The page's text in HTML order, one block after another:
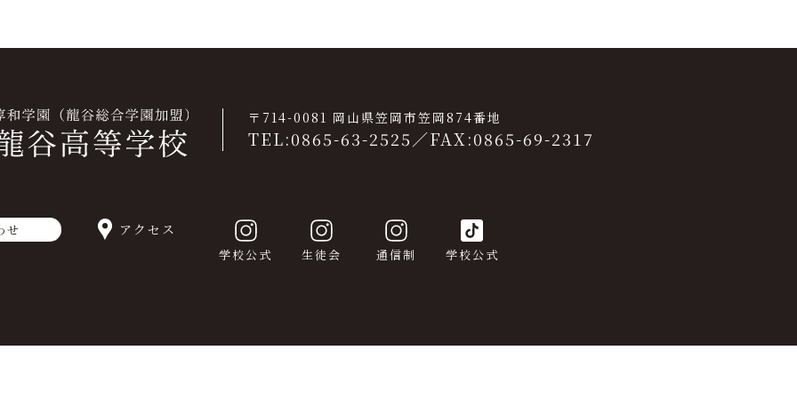
〒714-0081 岡山県笠岡市笠岡874番地
TEL:0865-63-2525 ／FAX:0865-69-2317
せ アクセス
学校公式 生徒会 通信制 学校公式